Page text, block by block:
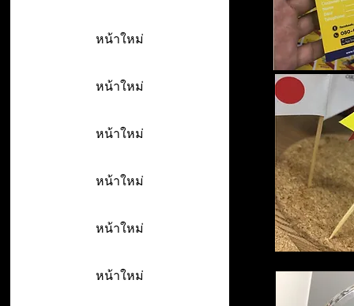
หน้าใหม่
หน้าใหม่
หน้าใหม่
หน้าใหม่
หน้าใหม่
หน้าใหม่